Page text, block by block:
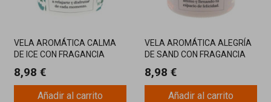
VELA AROMÁTICA CALMA
DE ICE CON FRAGANCIA
MADERA
8,98 €
Añadir al carrito
VELA AROMÁTICA ALEGRÍA
DE SAND CON FRAGANCIA
MADERA
8,98 €
Añadir al carrito